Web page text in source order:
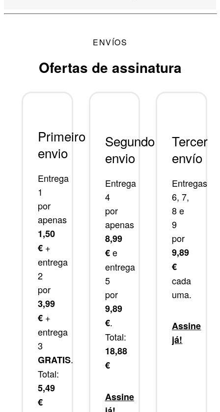
ENVÍOS
Ofertas de assinatura
Primeiro
envio
Entrega
1
por
apenas
1,50
€ +
entrega
2
por
3,99
€ +
entrega
3
GRATIS.
Total:
5,49
€
Segundo
envio
Entrega
4
por
apenas
8,99
€e
entrega
5
por
9,89
€.
Total:
18,88
€
Assine
Tercer
envío
Entregas
6, 7,
8 e
9
por
9,89
€
cada
uma.
Assine
já!